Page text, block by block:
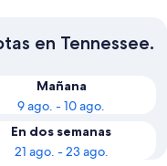
en Tennessee.
Mañana
9 ago. - 10 ago.
En dos semanas
21 ago. - 23 ago.